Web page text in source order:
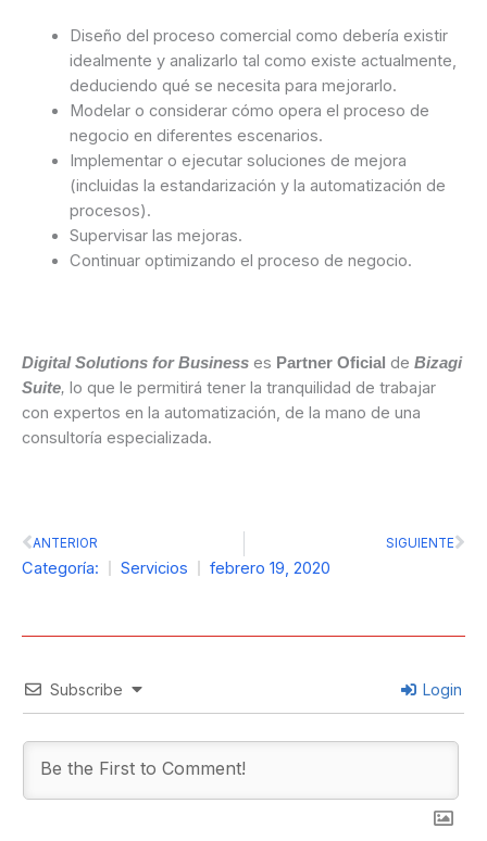
Categoría: Servicios febrero 19, 2020
Diseño del proceso comercial como debería existir
idealmente y analizarlo tal como existe actualmente,
deduciendo qué se necesita para mejorarlo.
Modelar o considerar cómo opera el proceso de
negocio en diferentes escenarios.
Implementar o ejecutar soluciones de mejora
(incluidas la estandarización y la automatización de
procesos).
Supervisar las mejoras.
Continuar optimizando el proceso de negocio.
Digital Solutions for Business es Partner Oficial de Bizagi
Suite, lo que le permitirá tener la tranquilidad de trabajar
con expertos en la automatización, de la mano de una
consultoría especializada.
Prev
ANTERIOR SIGUIENTE
Subscribe Login